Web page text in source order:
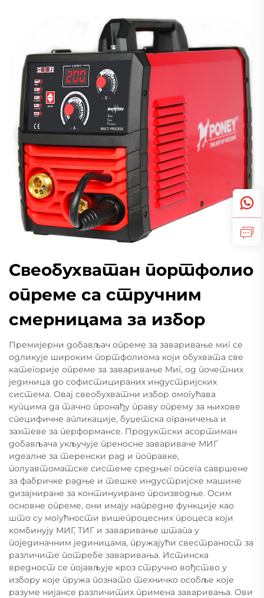
Свеобухватан портфолио
опреме са стручним
смерницама за избор
Премијерни добављач опреме за заваривање миг се
одликује широким портфолиома који обухвата све
категорије опреме за заваривање Миг, од почетних
јединица до софистицираних индустријских
система. Овај свеобухватни избор омогућава
купцима да тачно пронађу праву опрему за њихове
специфичне апликације, буџетска ограничења и
захтеве за перформансе. Продуктски асортиман
добављача укључује преносне завариваче МИГ
идеалне за теренски рад и поправке,
полуавтоматске системе средњег опсега савршене
за фабричке радње и тешке индустријске машине
дизајниране за континуирано производње. Осим
основне опреме, они имају напредне функције као
што су могућности вишепроцесних процеса који
комбинују МИГ, ТИГ и заваривање штапа у
појединачним јединицама, пружајући свестраност за
различите потребе заваривања. Истинска
вредност се појављује кроз стручно вођство у
избору које пружа познато техничко особље које
разуме нијансе различитих примена заваривања. Ови